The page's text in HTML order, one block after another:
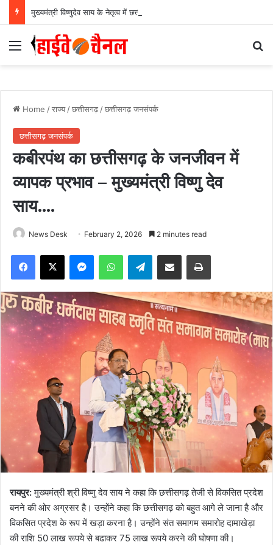
Menu
Home /राज्य /छत्तीसगढ़ /छत्तीसगढ़ जनसंपर्क
छत्तीसगढ़ जनसंपर्क
कबीरपंथ का छत्तीसगढ़ के जनजीवन में
व्यापक प्रभाव – मुख्यमंत्री विष्णु देव
साय….
News Desk February 2, 2026 2 minutes read
Facebook
X MessengerWhatsAppTelegramShare via Email Print
रायपुर:मुख्यमंत्री श्री विष्णु देव साय ने कहा कि छत्तीसगढ़ तेजी से विकसित प्रदेश
बनने की ओर अग्रसर है। उन्होंने कहा कि छत्तीसगढ़ को बहुत आगे ले जाना है और
विकसित प्रदेश के रूप में खड़ा करना है। उन्होंने संत समागम समारोह दामाखेड़ा
की राशि 50 लाख रूपये से बढाकर 75 लाख रूपये करने की घोषणा की।